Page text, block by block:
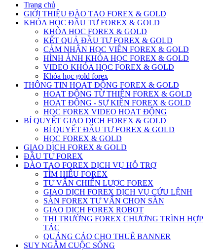
Trang chủ
GIỚI THIỆU ĐÀO TẠO FOREX & GOLD
KHÓA HỌC ĐẦU TƯ FOREX & GOLD
KHÓA HOC FOREX & GOLD
KẾT QUẢ ĐẦU TƯ FOREX & GOLD
CẢM NHẬN HỌC VIÊN FOREX & GOLD
HÌNH ẢNH KHÓA HỌC FOREX & GOLD
VIDEO KHÓA HỌC FOREX & GOLD
Khóa học gold forex
THÔNG TIN HOẠT ĐỘNG FOREX & GOLD
HOẠT ĐỘNG TỪ THIỆN FOREX & GOLD
HOẠT ĐỘNG - SỰ KIỆN FOREX & GOLD
HỌC FOREX VIDEO HOẠT ĐỘNG
BÍ QUYẾT GIAO DỊCH FOREX & GOLD
BÍ QUYẾT ĐẦU TƯ FOREX & GOLD
HỌC FOREX & GOLD
GIAO DỊCH FOREX & GOLD
ĐẦU TƯ FOREX
ĐÀO TẠO FOREX DỊCH VỤ HỖ TRỢ
TÌM HIỂU FOREX
TƯ VẤN CHIẾN LƯỢC FOREX
GIAO DỊCH FOREX DỊCH VỤ CỨU LỆNH
SÀN FOREX TƯ VẤN CHỌN SÀN
GIAO DICH FOREX ROBOT
THI TRƯỜNG FOREX CHƯƠNG TRÌNH HỢP
TÁC
QUẢNG CÁO CHO THUÊ BANNER
SUY NGẪM CUỘC SỐNG